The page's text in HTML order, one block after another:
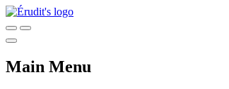
Main Menu